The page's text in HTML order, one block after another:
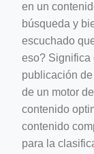
crew-neck-navy-
en un
búsqueda y
escuchado
eso? Significa
publicación
de un motor
contenido
contenido
para la